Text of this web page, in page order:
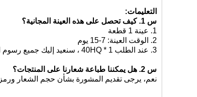
التعليمات:
س 1. كيف تحصل على هذه العينة المجانية؟
1. عينة 1 قطعة
2. الوقت العينة: 7-15 يوم
3. عند الطلب 1 * 40HQ ، سنعيد إليك جميع رسوم العينة
س 2. هل يمكننا طباعة شعارنا على المنتجات؟
نعم، يرجى تقديم المشورة بشأن حجم الشعار ورمز Pantone الخاص به